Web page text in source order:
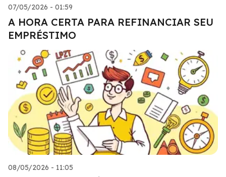
07/05/2026 - 01:59
A HORA CERTA PARA REFINANCIAR SEU
EMPRÉSTIMO
08/05/2026 - 11:05